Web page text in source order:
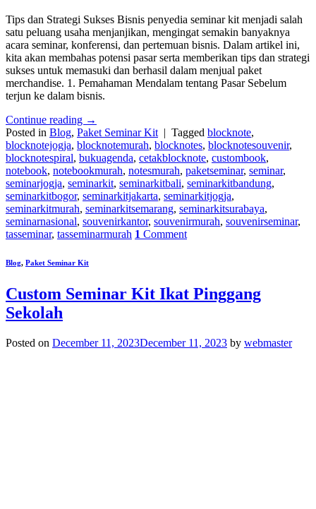
Tips dan Strategi Sukses Bisnis penyedia seminar kit menjadi salah
satu peluang usaha menjanjikan, mengingat semakin banyaknya
acara seminar, konferensi, dan pertemuan bisnis. Dalam artikel ini,
kita akan membahas potensi pasar serta memberikan tips dan strategi
sukses untuk memasuki dan berhasil dalam menjual paket
merchandise. 1. Pemahaman Mendalam tentang Pasar Sebelum
terjun ke dalam bisnis.
Continue reading →
Posted in Blog, Paket Seminar Kit | Tagged blocknote,
blocknotejogja, blocknotemurah, blocknotes, blocknotesouvenir,
blocknotespiral, bukuagenda, cetakblocknote, custombook,
notebook, notebookmurah, notesmurah, paketseminar, seminar,
seminarjogja, seminarkit, seminarkitbali, seminarkitbandung,
seminarkitbogor, seminarkitjakarta, seminarkitjogja,
seminarkitmurah, seminarkitsemarang, seminarkitsurabaya,
seminarnasional, souvenirkantor, souvenirmurah, souvenirseminar,
tasseminar, tasseminarmurah 1 Comment
Blog, Paket Seminar Kit
Custom Seminar Kit Ikat Pinggang
Sekolah
Posted on December 11, 2023December 11, 2023 by webmaster